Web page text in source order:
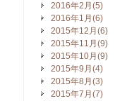
2016年2月(5)
2016年1月(6)
2015年12月(6)
2015年11月(9)
2015年10月(9)
2015年9月(4)
2015年8月(3)
2015年7月(7)